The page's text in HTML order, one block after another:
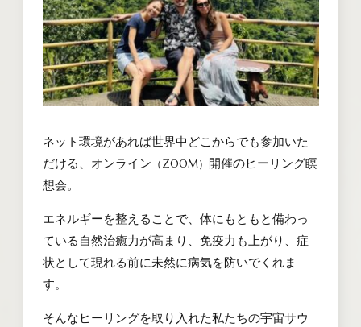
ネット環境があれば世界中どこからでも参加いた
だける、オンライン （ZOOM） 開催のヒーリング瞑
想会。
エネルギーを整えることで、体にもともと備わっ
ている自然治癒力が高まり、免疫力も上がり、症
状として現れる前に未然に病気を防いでくれま
す。
そんなヒーリングを取り入れた私たちの宇宙サウ